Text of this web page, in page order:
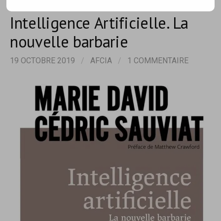
Intelligence Artificielle. La
nouvelle barbarie
19 OCTOBRE 2019 / AFCIA / 1 COMMENTAIRE